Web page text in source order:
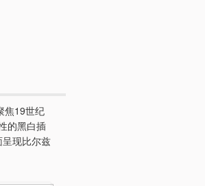
焦19世纪
的黑白插
呈现比尔兹